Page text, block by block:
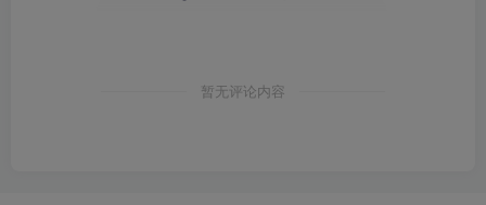
暂无评论内容